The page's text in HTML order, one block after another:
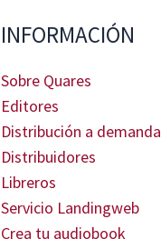
INFORMACIÓN
Sobre Quares
Editores
Distribución a demanda
Distribuidores
Libreros
Servicio Landingweb
Crea tu audiobook